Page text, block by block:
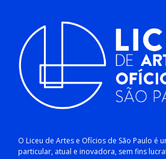
O Liceu de Artes e Ofícios de São Paulo é
particular, atual e inovadora, sem fins